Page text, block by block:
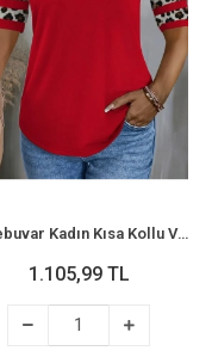
Bidebuvar Kadın Kısa Kollu V Yakalı Leopar Desenli Viskon Bluz
1.105,99 TL